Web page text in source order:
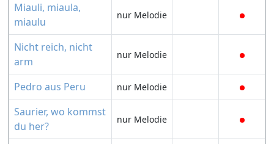
Miauli, miaula,
miaulu
nur Melodie
Nicht reich, nicht
arm
nur Melodie
Pedro aus Peru nur Melodie
Saurier, wo kommst
du her?
nur Melodie